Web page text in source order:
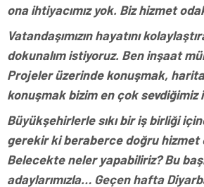
ona ihtiyacımız yok. Biz hizmet
Vatandaşımızın hayatını
dokunalım istiyoruz. Ben inşaat
Projeler üzerinde konuşmak,
konuşmak bizim en çok sevdiğimiz
Büyükşehirlerle sıkı bir iş birliği
gerekir ki beraberce doğru hizmet
Belecekte neler yapabiliriz? Bu
adaylarımızla… Geçen hafta